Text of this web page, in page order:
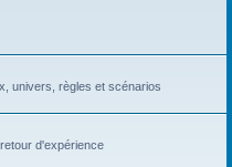
univers, règles et scénarios
d'expérience